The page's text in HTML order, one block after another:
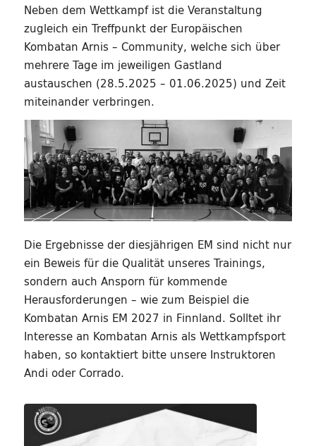
Neben dem Wettkampf ist die Veranstaltung
zugleich ein Treffpunkt der Europäischen
Kombatan Arnis – Community, welche sich über
mehrere Tage im jeweiligen Gastland
austauschen (28.5.2025 – 01.06.2025) und Zeit
miteinander verbringen.
Die Ergebnisse der diesjährigen EM sind nicht nur
ein Beweis für die Qualität unseres Trainings,
sondern auch Ansporn für kommende
Herausforderungen – wie zum Beispiel die
Kombatan Arnis EM 2027 in Finnland. Solltet ihr
Interesse an Kombatan Arnis als Wettkampfsport
haben, so kontaktiert bitte unsere Instruktoren
Andi oder Corrado.